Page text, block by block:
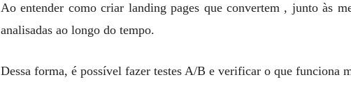
Ao entender como criar landing pages que convertem , junto às
analisadas ao longo do tempo.
Dessa forma, é possível fazer testes A/B e verificar o que funciona